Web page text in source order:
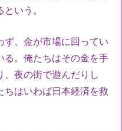
いう。
ず、金が市場に回ってい
る。俺たちはその金を手
、夜の街で遊んだりし
ちはいわば日本経済を救